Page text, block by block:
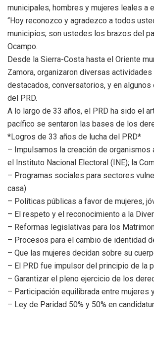
municipales, hombres y mujeres leales a
“Hoy reconozco y agradezco a todos
municipios; son ustedes los brazos del
Ocampo.
Desde la Sierra-Costa hasta el Oriente
Zamora, organizaron diversas
destacados, conversatorios, y en
del PRD.
A lo largo de 33 años, el PRD ha sido el
pacífico se sentaron las bases de los
*Logros de 33 años de lucha del PRD*
– Impulsamos la creación de
el Instituto Nacional Electoral (INE); la
– Programas sociales para sectores
casa)
– Políticas públicas a favor de mujeres,
– El respeto y el reconocimiento a la
– Reformas legislativas para los
– Procesos para el cambio de identidad
– Que las mujeres decidan sobre su
– El PRD fue impulsor del principio de la
– Garantizar el pleno ejercicio de los
– Participación equilibrada entre mujeres
– Ley de Paridad 50% y 50% en